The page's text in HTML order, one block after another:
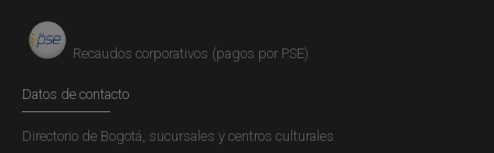
Recaudos corporativos (pagos por PSE)
Datos de contacto
Directorio de Bogotá, sucursales y centros culturales